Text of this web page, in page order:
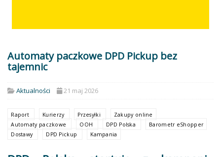
Automaty paczkowe DPD Pickup bez
tajemnic
Aktualności 21 maj 2026
Raport Kurierzy Przesyłki
Zakupy online
Automaty paczkowe
OOH DPD Polska
Barometr eShopper
Dostawy
DPD Pickup Kampania